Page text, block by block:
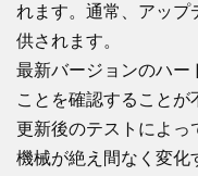
れます。通常、アップ
供されます。
最新バージョンのハー
ことを確認することが
更新後のテストによっ
機械が絶え間なく変化